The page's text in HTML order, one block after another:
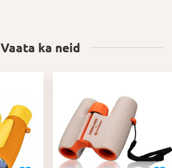
Vaata ka neid